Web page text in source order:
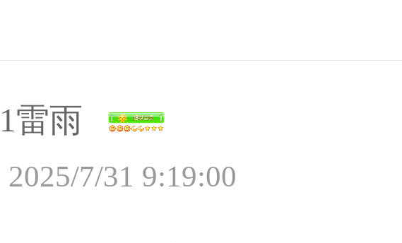
雷雨
2025/7/31 9:19:00